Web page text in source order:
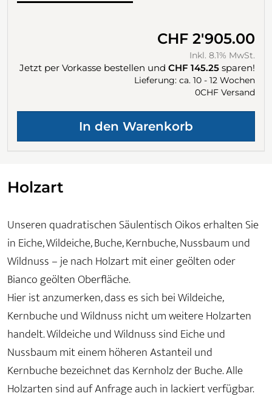
CHF 2'905.00
Inkl. 8.1% MwSt.
Jetzt per Vorkasse bestellen und CHF 145.25 sparen!
Lieferung: ca. 10 - 12 Wochen
0CHF Versand
Holzart
Unseren quadratischen Säulentisch Oikos erhalten Sie
in Eiche, Wildeiche, Buche, Kernbuche, Nussbaum und
Wildnuss – je nach Holzart mit einer geölten oder
Bianco geölten Oberfläche.
Hier ist anzumerken, dass es sich bei Wildeiche,
Kernbuche und Wildnuss nicht um weitere Holzarten
handelt. Wildeiche und Wildnuss sind Eiche und
Nussbaum mit einem höheren Astanteil und
Kernbuche bezeichnet das Kernholz der Buche. Alle
Holzarten sind auf Anfrage auch in lackiert verfügbar.